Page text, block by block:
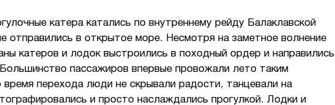
катера катались по внутреннему рейду Балаклавской
отправились в открытое море. Несмотря на заметное волнение
катеров и лодок выстроились в походный ордер и направились
пассажиров впервые провожали лето таким
перехода люди не скрывали радости, танцевали на
и просто наслаждались прогулкой. Лодки и